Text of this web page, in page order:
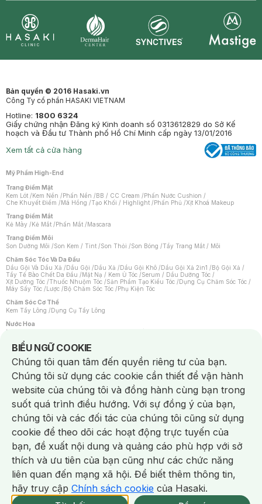
NowFree 2H Giao Nhanh Miễn Phí 2H Xem chi tiết
Bản quyền © 2016 Hasaki.vn
Công Ty cổ phần HASAKI VIETNAM
Hotline: 1800 6324
Giấy chứng nhận Đăng ký Kinh doanh số 0313612829 do Sở Kế
hoạch và Đầu tư Thành phố Hồ Chí Minh cấp ngày 13/01/2016
Xem tất cả cửa hàng
Mỹ Phẩm High-End
Trang Điểm Mặt
Kem Lót /Kem Nền /Phấn Nền /BB / CC Cream /Phấn Nước Cushion /
Che Khuyết Điểm /Má Hồng /Tạo Khối / Highlight /Phấn Phủ /Xịt Khoá Makeup
Trang Điểm Mắt
Kẻ Mày /Kẻ Mắt /Phấn Mắt /Mascara
Trang Điểm Môi
Son Dưỡng Môi /Son Kem / Tint /Son Thỏi /Son Bóng /Tẩy Trang Mắt / Môi
Chăm Sóc Tóc Và Da Đầu
Dầu Gội Và Dầu Xả /Dầu Gội /Dầu Xả /Dầu Gội Khô /Dầu Gội Xả 2in1 /Bộ Gội Xả /
Tẩy Tế Bào Chết Da Đầu /Mặt Nạ / Kem Ủ Tóc /Serum / Dầu Dưỡng Tóc /
Xịt Dưỡng Tóc /Thuốc Nhuộm Tóc /Sản Phẩm Tạo Kiểu Tóc /Dụng Cụ Chăm Sóc Tóc /
Máy Sấy Tóc /Lược /Bộ Chăm Sóc Tóc /Phụ Kiện Tóc
Chăm Sóc Cơ Thể
Kem Tẩy Lông /Dụng Cụ Tẩy Lông
Nước Hoa
Nước Hoa Nữ
Chăm Sóc Cá Nhân
Chống Muỗi /Khẩu Trang /Máy Massage/Mặt Nạ Xông Hơi /Nước Rửa Tay/
Sản Phẩm Chăm Sóc Khác /Bàn Chải Đánh Răng /Bàn Chải Điện/
Hỗ Trợ Trắng Răng/Kem Đánh Răng /Máy Tăm Nước/ Nước Súc Miệng/
Tăm / Chỉ Nha Khoa/ Xịt Thơm Miệng / Dung Dịch Vệ Sinh/Dưỡng Vùng Kín/
Khăn Ướt Vệ Sinh Vùng Kín/Băng Vệ Sinh/Tampon/Bọt Cạo Râu /Dao Cạo Râu/
Máy Cạo Râu
Vấn Đề Về Da
Da Dầu / Lỗ Chân Lông To/ Da Khô / Mất Nước/ Da Lão Hóa/ Da Mụn/
Da Nhạy Cảm / Kích Ứng
Da Xỉn Màu Thâm / Nám / Tàn Nhang
Quầng Thâm & Bọng Mắt /Sẹo /Viêm Da Cơ Địa
Dụng Cụ / Phụ Kiện Chăm Sóc Da
Bông Tẩy Trang
Khăn Lau Mặt Khô Dụng Cụ / Máy Rửa Mặt Máy Chăm Sóc Da
Dụng Cụ Chăm Sóc Khác
BIỂU NGỮ COOKIE
Notice about cookies usage
Chúng tôi quan tâm đến quyền riêng tư của bạn.
Chúng tôi sử dụng các cookie cần thiết để vận hành
website của chúng tôi và đồng hành cùng bạn trong
suốt quá trình điều hướng. Với sự đồng ý của bạn,
chúng tôi và các đối tác của chúng tôi cũng sử dụng
cookie để theo dõi các hoạt động trực tuyến của
bạn, đề xuất nội dung và quảng cáo phù hợp với sở
thích và ưu tiên của bạn cũng như các chức năng
liên quan đến mạng xã hội. Để biết thêm thông tin,
hãy truy cập Chính sách cookie của Hasaki.